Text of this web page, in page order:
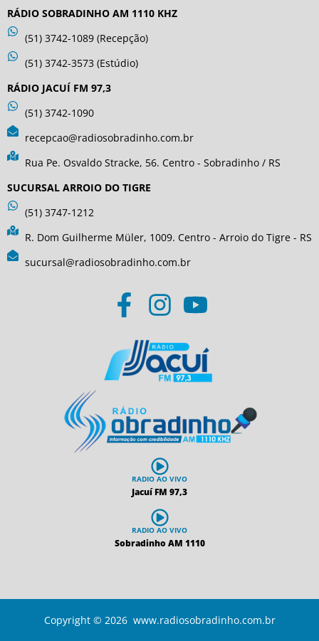
RÁDIO SOBRADINHO AM 1110 KHZ
(51) 3742-1089 (Recepção)
(51) 3742-3573 (Estúdio)
RÁDIO JACUÍ FM 97,3
(51) 3742-1090
recepcao@radiosobradinho.com.br
Rua Pe. Osvaldo Stracke, 56. Centro - Sobradinho / RS
SUCURSAL ARROIO DO TIGRE
(51) 3747-1212
R. Dom Guilherme Müler, 1009. Centro - Arroio do Tigre - RS
sucursal@radiosobradinho.com.br
RADIO AO VIVO
Jacuí FM 97,3
RADIO AO VIVO
Sobradinho AM 1110
Copyright © 2026 www.radiosobradinho.com.br